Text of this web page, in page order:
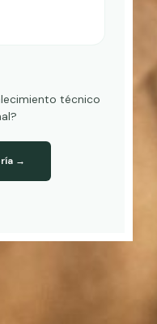
técnico
→